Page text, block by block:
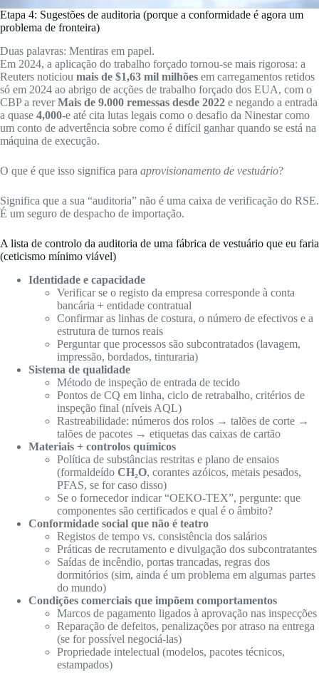
Etapa 4: Sugestões de auditoria (porque a conformidade é agora um
problema de fronteira)
Duas palavras: Mentiras em papel.
Em 2024, a aplicação do trabalho forçado tornou-se mais rigorosa: a
Reuters noticiou mais de $1,63 mil milhões em carregamentos retidos
só em 2024 ao abrigo de acções de trabalho forçado dos EUA, com o
CBP a reverMais de 9.000 remessas desde 2022 e negando a entrada
a quase 4,000-e até cita lutas legais como o desafio da Ninestar como
um conto de advertência sobre como é difícil ganhar quando se está na
máquina de execução.
O que é que isso significa para aprovisionamento de vestuário?
Significa que a sua “auditoria” não é uma caixa de verificação do RSE.
É um seguro de despacho de importação.
A lista de controlo da auditoria de uma fábrica de vestuário que eu faria
(ceticismo mínimo viável)
Identidade e capacidade
Verificar se o registo da empresa corresponde à conta
bancária + entidade contratual
Confirmar as linhas de costura, o número de efectivos e a
estrutura de turnos reais
Perguntar que processos são subcontratados (lavagem,
impressão, bordados, tinturaria)
Sistema de qualidade
Método de inspeção de entrada de tecido
Pontos de CQ em linha, ciclo de retrabalho, critérios de
inspeção final (níveis AQL)
Rastreabilidade: números dos rolos → talões de corte →
talões de pacotes → etiquetas das caixas de cartão
Materiais + controlos químicos
Política de substâncias restritas e plano de ensaios
(formaldeído CH₂O, corantes azóicos, metais pesados,
PFAS, se for caso disso)
Se o fornecedor indicar “OEKO-TEX”, pergunte: que
componentes são certificados e qual é o âmbito?
Conformidade social que não é teatro
Registos de tempo vs. consistência dos salários
Práticas de recrutamento e divulgação dos subcontratantes
Saídas de incêndio, portas trancadas, regras dos
dormitórios (sim, ainda é um problema em algumas partes
do mundo)
Condições comerciais que impõem comportamentos
Marcos de pagamento ligados à aprovação nas inspecções
Reparação de defeitos, penalizações por atraso na entrega
(se for possível negociá-las)
Propriedade intelectual (modelos, pacotes técnicos,
estampados)